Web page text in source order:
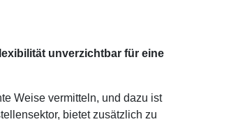
unverzichtbar für eine
Weise vermitteln, und dazu ist
bietet zusätzlich zu